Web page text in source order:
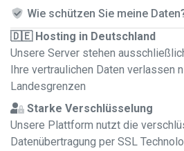
Wie schützen Sie meine
🇩🇪 Hosting in Deutschland
Unsere Server stehen
Ihre vertraulichen Daten verlassen
Landesgrenzen
Starke Verschlüsselung
Unsere Plattform nutzt die
Datenübertragung per SSL